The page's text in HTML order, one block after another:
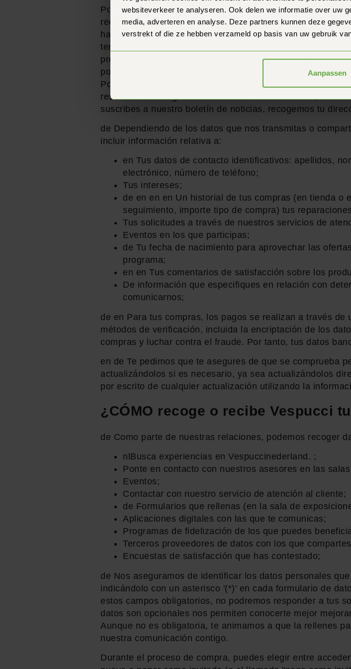
websiteverkeer te analyseren. Ook delen we informatie over uw
media, adverteren en analyse. Deze partners kunnen deze
verstrekt of die ze hebben verzameld op basis van uw gebruik
Aanpassen
Por ejemplo, si realizas compras en
recopilar información para procesar tu pedido ( , si es
hacer un seguimiento de la facturación de tu pedido para
tener después de tu compra. en en en Por lo general,
preferencias de contacto de los clientes otros que se
podamos ofrecerle asesoramiento sobre nuestros
Podemos centralizar esta información sobre nuestros
resulta más fácil gestionar tu relación con nosotros, así
suscribes a nuestro boletín de noticias, recogemos tu
de Dependiendo de los datos que nos transmitas o
incluir información relativa a:
en Tus datos de contacto identificativos: apellidos,
electrónico, número de teléfono;
Tus intereses;
de en en en Un historial de tus compras (en tienda o
seguimiento, importe tipo de compra) tus
Tus solicitudes a través de nuestros servicios de
Eventos en los que participas;
de Tu fecha de nacimiento para aprovechar las
programa;
en en Tus comentarios de satisfacción sobre los
De información que especifiques en relación con
comunicarnos;
de en Para tus compras, los pagos se realizan a través
métodos de verificación, incluida la encriptación de los
compras y luchar contra el fraude. Por tanto, tus datos
en de Te pedimos que te asegures de que se comprueba
actualizándolos si es necesario, ya sea actualizándolos
por escrito de cualquier actualización utilizando la
¿CÓMO recoge o recibe Vespucci
de Como parte de nuestras relaciones, podemos recoger
nlBusca experiencias en Vespuccinederland. ;
Ponte en contacto con nuestros asesores en las
Eventos;
Contactar con nuestro servicio de atención al cliente;
de Formularios que rellenas (en la sala de
Aplicaciones digitales con las que te comunicas;
Programas de fidelización de los que puedes
Terceros proveedores de datos con los que
Encuestas de satisfacción que has contestado;
de Nos aseguramos de identificar los datos personales
indicándolo con un asterisco '(*)' en cada formulario de
estos campos obligatorios, no podremos responder a tus
datos son opcionales nos permiten conocerte mejor
Aunque no es obligatoria, te animamos a que la rellenes
nuestra comunicación contigo.
Durante el proceso de compra, puedes elegir entre